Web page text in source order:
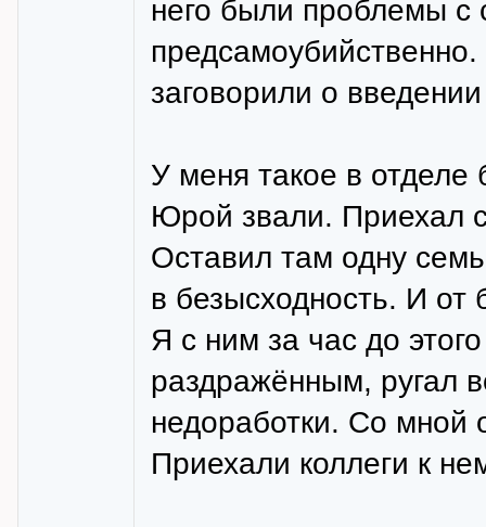
него были проблемы с
заговорили о
У меня такое в отделе
Юрой звали. Приехал
Оставил там одну
в безысходность. И от
Я с ним за час до
раздражённым, ругал
недоработки. Со мной
Приехали коллеги к